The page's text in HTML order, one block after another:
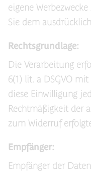
eigene
Sie dem
Rechtsgrundlage:
Die Verarbeitung
6(1) lit. a DSGVO
diese Einwilligung
Rechtmäßigkeit der
zum Widerruf
Empfänger:
Empfänger der